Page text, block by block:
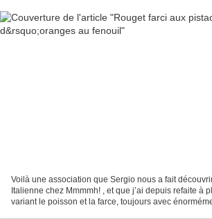
Voilà une association que Sergio nous a fait
Italienne chez Mmmmh! , et que j’ai depuis refaite à
variant le poisson et la farce, toujours avec